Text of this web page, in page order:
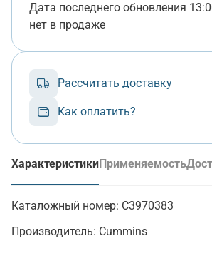
Дата последнего обновления
нет в продаже
Рассчитать доставку
Как оплатить?
Характеристики
(активная вкладка)
Применяемость
Каталожный номер: C3970383
Производитель: Cummins